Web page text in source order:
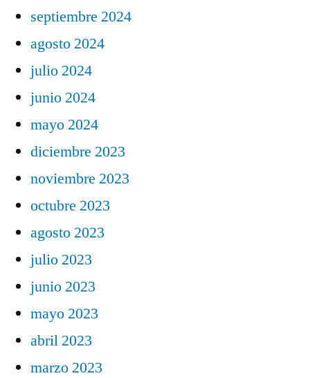
septiembre 2024
agosto 2024
julio 2024
junio 2024
mayo 2024
diciembre 2023
noviembre 2023
octubre 2023
agosto 2023
julio 2023
junio 2023
mayo 2023
abril 2023
marzo 2023